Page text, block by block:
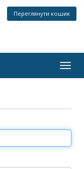
Переглянути кошик